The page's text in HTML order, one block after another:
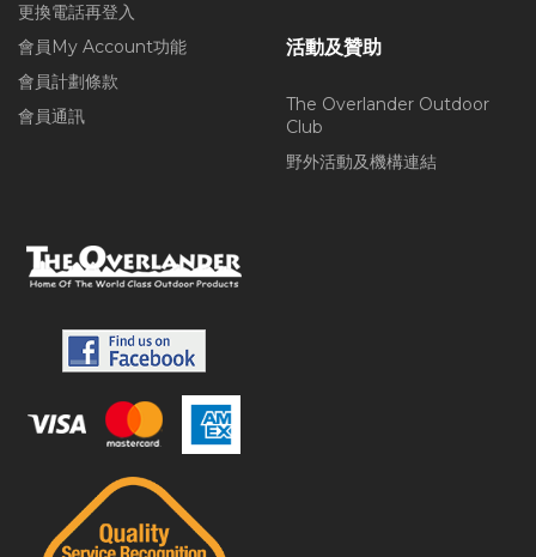
更換電話再登入
會員My Account功能
會員計劃條款
會員通訊
活動及贊助
The Overlander Outdoor
Club
野外活動及機構連結